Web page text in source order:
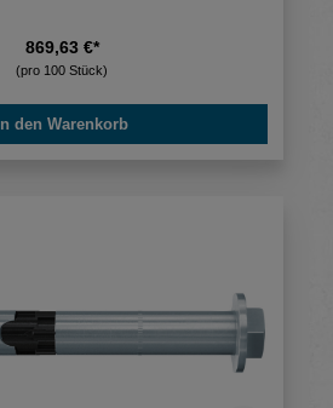
869,63 €*
(pro 100 Stück)
In den Warenkorb